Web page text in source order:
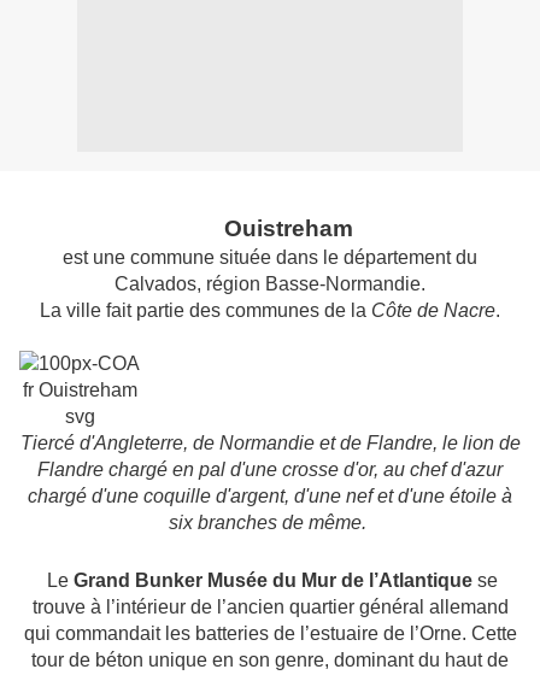
Ouistreham
est une commune située dans le département du
Calvados, région Basse-Normandie.
La ville fait partie des communes de la Côte de Nacre.
Tiercé d'Angleterre, de Normandie et de Flandre, le lion de
Flandre chargé en pal d'une crosse d'or, au chef d'azur
chargé d'une coquille d'argent, d'une nef et d'une étoile à
six branches de même.
Le Grand Bunker Musée du Mur de l’Atlantique se
trouve à l’intérieur de l’ancien quartier général allemand
qui commandait les batteries de l’estuaire de l’Orne. Cette
tour de béton unique en son genre, dominant du haut de